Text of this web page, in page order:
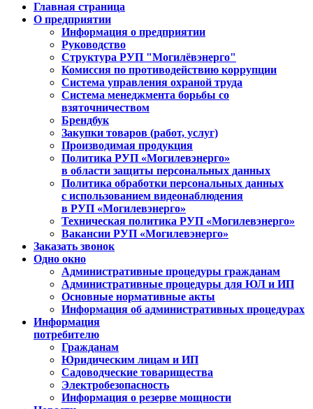
Главная страница
О предприятии
Информация о предприятии
Руководство
Структура РУП "Могилёвэнерго"
Комиссия по противодействию коррупции
Система управления охраной труда
Система менеджмента борьбы со
взяточничеством
Брендбук
Закупки товаров (работ, услуг)
Производимая продукция
Политика РУП «Могилевэнерго»
в области защиты персональных данных
Политика обработки персональных данных
с использованием видеонаблюдения
в РУП «Могилевэнерго»
Техническая политика РУП «Могилевэнерго»
Вакансии РУП «Могилевэнерго»
Заказать звонок
Одно окно
Административные процедуры гражданам
Административные процедуры для ЮЛ и ИП
Основные нормативные акты
Информация об административных процедурах
Информация
потребителю
Гражданам
Юридическим лицам и ИП
Садоводческие товарищества
Электробезопасность
Информация о резерве мощности